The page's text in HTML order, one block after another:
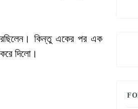
কিন্তু একের পর এক
দিলো।